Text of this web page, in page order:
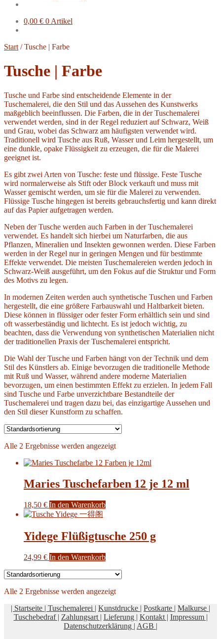
0,00 € 0 Artikel
Start /Tusche | Farbe
Tusche | Farbe
Tusche und Farbe sind entscheidende Elemente in der
Tuschemalerei, die den Stil und das Aussehen des Kunstwerks
maßgeblich beeinflussen. Die Farben, die in der Tuschemalerei
verwendet werden, sind in der Regel reduziert auf Schwarz, Weiß
und Grau, wobei das Schwarz am häufigsten verwendet wird.
Traditionell wird Tusche aus Ruß, Wasser und Leim hergestellt, um
eine dunkle, opake Flüssigkeit zu erzeugen, die für die Malerei
geeignet ist.
Es gibt zwei Arten von Tusche: feste und flüssige. Feste Tusche
wird normalerweise als Stift oder Block verkauft und muss mit
Wasser gemischt werden, um sie für die Malerei zu verwenden.
Flüssige Tusche hingegen ist bereits gebrauchsfertig und kann direkt
auf das Papier aufgetragen werden.
Neben der Tusche werden auch Farben in der Tuschemalerei
verwendet. Es handelt sich hierbei um Naturfarben, die aus
Pflanzen, Mineralien und Insekten gewonnen werden. Diese Farben
werden in der Regel nur in geringen Mengen und für bestimmte
Effekte verwendet. Die meisten Tuschemalereien werden jedoch in
Schwarz-Weiß ausgeführt, um den Fokus auf die Struktur und Form
des Motivs zu legen.
In modernen Zeiten werden auch synthetische Tuschen und Farben
hergestellt, die eine größere Farbauswahl und Haltbarkeit bieten.
Diese können in flüssiger oder fester Form erhältlich sein und sind
oft wasserbeständig und lichtecht. Es ist jedoch wichtig, zu
beachten, dass die Verwendung von synthetischen Materialien nicht
der traditionellen Praxis der Tuschemalerei entspricht.
Die Wahl der Tusche und Farben hängt von der Technik und dem
Stil des Künstlers ab. Einige bevorzugen die traditionelle Methode
mit Ruß und Wasser, während andere moderne Materialien
bevorzugen, um einen bestimmten Effekt zu erzielen. In jedem Fall
sind Tusche und Farbe unverzichtbare Bestandteile der
Tuschemalerei und tragen dazu bei, das einzigartige Aussehen und
den Stil dieser Kunstform zu schaffen.
Alle 2 Ergebnisse werden angezeigt
Maries Tuschefarben 12 je 12 ml
18,50 € In den Warenkorb
Yidege Flüßigtusche 250 g
24,99 € In den Warenkorb
Alle 2 Ergebnisse werden angezeigt
| Startseite | Tuschemalerei | Kunstdrucke | Postkarte | Malkurse |
Tuschebedraf | Zahlungsart | Lieferung | Kontakt | Impressum |
Datenschutzerklärung | AGB |